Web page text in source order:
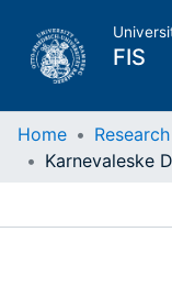
FIS
Home
Home